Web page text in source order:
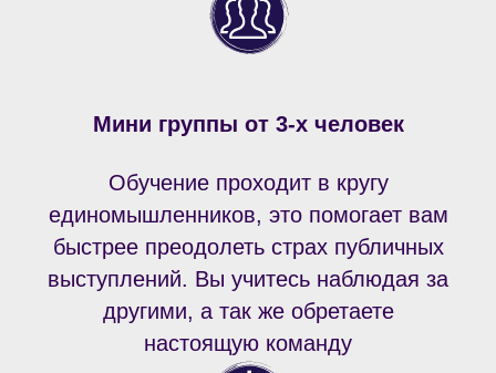
Мини группы от 3-х человек
Обучение проходит в кругу
единомышленников, это помогает вам
быстрее преодолеть страх публичных
выступлений. Вы учитесь наблюдая за
другими, а так же обретаете
настоящую команду